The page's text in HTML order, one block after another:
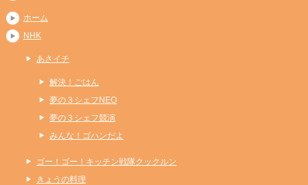
ホーム
NHK
あさイチ
解決！ごはん
夢の３シェフNEO
夢の３シェフ競演
みんな！ゴハンだよ
ゴー！ゴー！キッチン戦隊クックルン
きょうの料理